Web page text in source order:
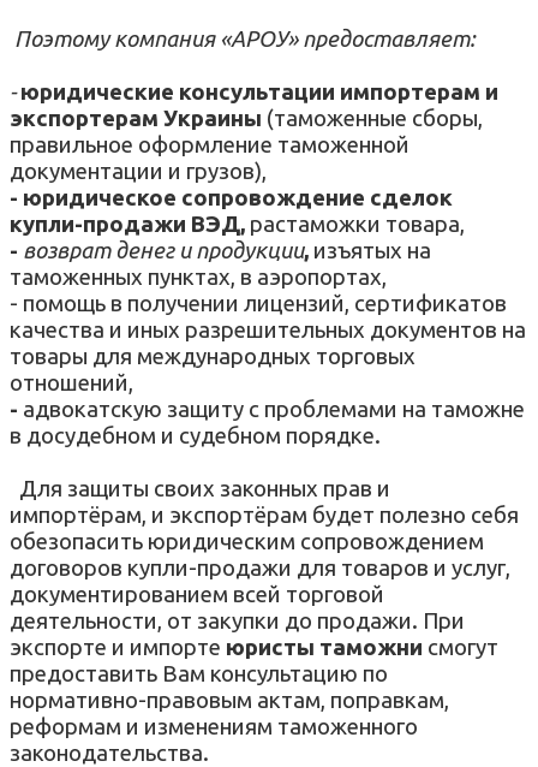
Поэтому компания «АРОУ» предоставляет:
- юридические консультации импортерам и
экспортерам Украины (таможенные сборы,
правильное оформление таможенной
документации и грузов),
- юридическое сопровождение сделок
купли-продажи ВЭД, растаможки товара,
- возврат денег и продукции, изъятых на
таможенных пунктах, в аэропортах,
- помощь в получении лицензий, сертификатов
качества и иных разрешительных документов на
товары для международных торговых
отношений,
- адвокатскую защиту с проблемами на таможне
в досудебном и судебном порядке.
Для защиты своих законных прав и
импортёрам, и экспортёрам будет полезно себя
обезопасить юридическим сопровождением
договоров купли-продажи для товаров и услуг,
документированием всей торговой
деятельности, от закупки до продажи. При
экспорте и импорте юристы таможни смогут
предоставить Вам консультацию по
нормативно-правовым актам, поправкам,
реформам и изменениям таможенного
законодательства.